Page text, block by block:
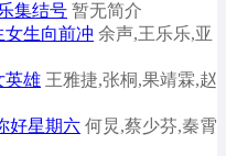
集结号 暂无简介
女生向前冲 余声,王乐乐,亚
英雄 王雅捷,张桐,果靖霖,赵
好星期六 何炅,蔡少芬,秦霄